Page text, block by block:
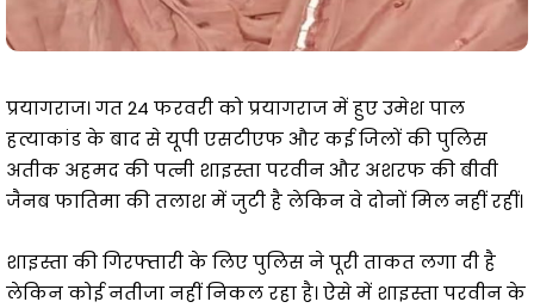
प्रयागराज। गत 24 फरवरी को प्रयागराज में हुए उमेश पाल
हत्याकांड के बाद से यूपी एसटीएफ और कई जिलों की पुलिस
अतीक अहमद की पत्नी शाइस्ता परवीन और अशरफ की बीवी
जैनब फातिमा की तलाश में जुटी है लेकिन वे दोनों मिल नहीं रहीं।
शाइस्ता की गिरफ्तारी के लिए पुलिस ने पूरी ताकत लगा दी है
लेकिन कोई नतीजा नहीं निकल रहा है। ऐसे में शाइस्ता परवीन के